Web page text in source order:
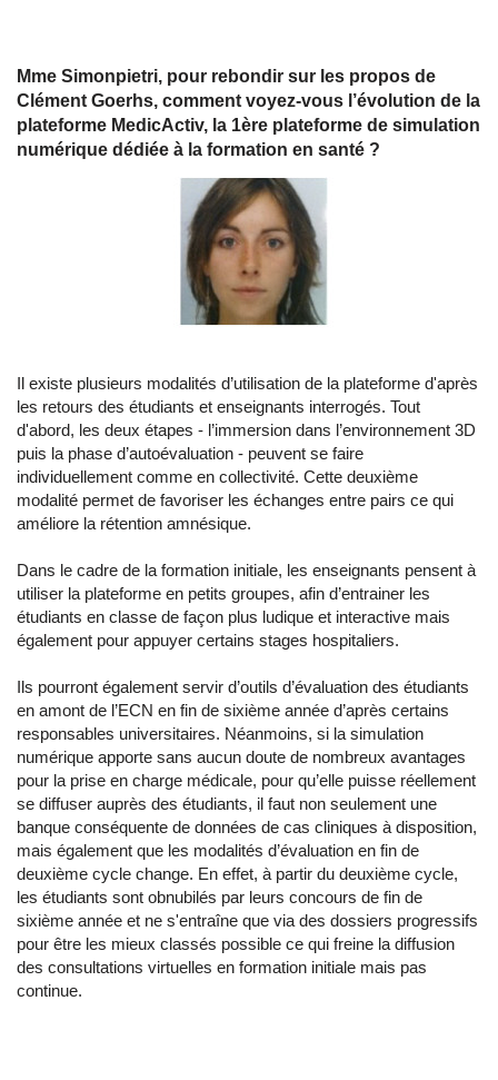
Mme Simonpietri, pour rebondir sur les propos de
Clément Goerhs, comment voyez-vous l’évolution de la
plateforme MedicActiv, la 1ère plateforme de simulation
numérique dédiée à la formation en santé ?
Il existe plusieurs modalités d’utilisation de la plateforme d'après
les retours des étudiants et enseignants interrogés. Tout
d'abord, les deux étapes - l’immersion dans l’environnement 3D
puis la phase d’autoévaluation - peuvent se faire
individuellement comme en collectivité. Cette deuxième
modalité permet de favoriser les échanges entre pairs ce qui
améliore la rétention amnésique.
Dans le cadre de la formation initiale, les enseignants pensent à
utiliser la plateforme en petits groupes, afin d’entrainer les
étudiants en classe de façon plus ludique et interactive mais
également pour appuyer certains stages hospitaliers.
Ils pourront également servir d’outils d’évaluation des étudiants
en amont de l’ECN en fin de sixième année d’après certains
responsables universitaires. Néanmoins, si la simulation
numérique apporte sans aucun doute de nombreux avantages
pour la prise en charge médicale, pour qu’elle puisse réellement
se diffuser auprès des étudiants, il faut non seulement une
banque conséquente de données de cas cliniques à disposition,
mais également que les modalités d’évaluation en fin de
deuxième cycle change. En effet, à partir du deuxième cycle,
les étudiants sont obnubilés par leurs concours de fin de
sixième année et ne s'entraîne que via des dossiers progressifs
pour être les mieux classés possible ce qui freine la diffusion
des consultations virtuelles en formation initiale mais pas
continue.